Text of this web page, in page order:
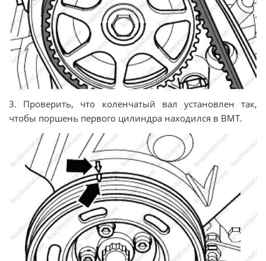
3. Проверить, что коленчатый вал установлен так,
чтобы поршень первого цилиндра находился в ВМТ.